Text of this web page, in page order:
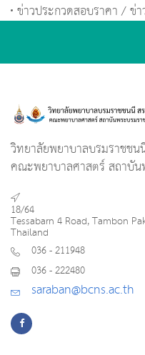
ข่าวประกวดสอบราคา / ข่
วิทยาลัยพยาบาลบรมราชชน
คณะพยาบาลศาสตร์ สถาบั
18/64
Tessabarn 4 Road, Tambon
Thailand
036 - 211948
036 - 222480
saraban@bcns.ac.th